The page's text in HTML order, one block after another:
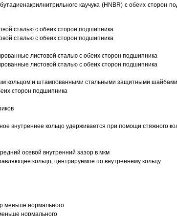
каучука (HNBR) с обеих
сталью с обеих сторон подшипника
сталью с обеих сторон подшипника
листовой сталью с обеих сторон подшипника
листовой сталью с обеих сторон подшипника
кольцом и штампованными стальными защитными
сторон подшипника
внутреннее кольцо удерживается при помощи стяжного
осевой внутренний зазор в мкм
кольцо, центрируемое по внутреннему кольцу
меньше нормального
нормального